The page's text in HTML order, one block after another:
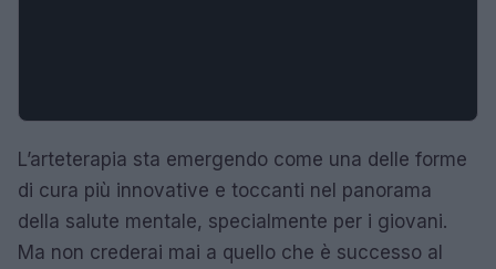
L’arteterapia sta emergendo come una delle forme
di cura più innovative e toccanti nel panorama
della salute mentale, specialmente per i giovani.
Ma non crederai mai a quello che è successo al